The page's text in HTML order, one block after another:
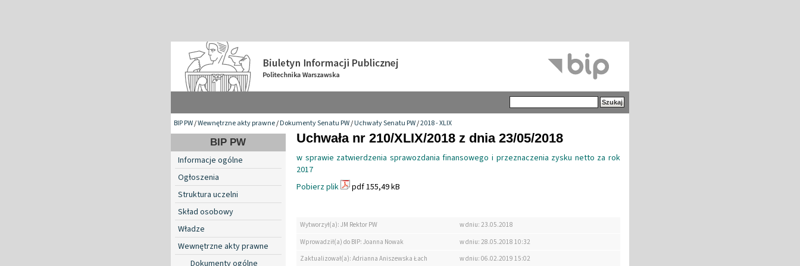
BIP PW/Wewnętrzne akty prawne/Dokumenty Senatu PW/Uchwały Senatu PW/2018 - XLIX
BIP PW
Informacje ogólne
Ogłoszenia
Struktura uczelni
Skład osobowy
Władze
Wewnętrzne akty prawne
Dokumenty ogólne
Uchwała nr 210/XLIX/2018 z dnia 23/05/2018
w sprawie zatwierdzenia sprawozdania finansowego i przeznaczenia zysku netto za rok
2017
Pobierz plik
pdf 155,49 kB
Wytworzył(a): JM Rektor PW
w dniu: 23.05.2018
Wprowadził(a) do BIP: Joanna Nowak
w dniu: 28.05.2018 10:32
Zaktualizował(a): Adrianna Aniszewska Łach
w dniu: 06.02.2019 15:02